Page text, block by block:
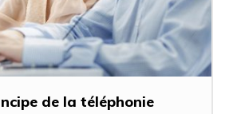
de la téléphonie